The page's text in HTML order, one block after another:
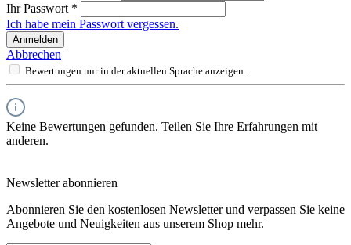
Ihr Passwort *
Ich habe mein Passwort vergessen.
Anmelden
Abbrechen
Bewertungen nur in der aktuellen Sprache anzeigen.
Keine Bewertungen gefunden. Teilen Sie Ihre Erfahrungen mit
anderen.
Newsletter abonnieren
Abonnieren Sie den kostenlosen Newsletter und verpassen Sie keine
Angebote und Neuigkeiten aus unserem Shop mehr.